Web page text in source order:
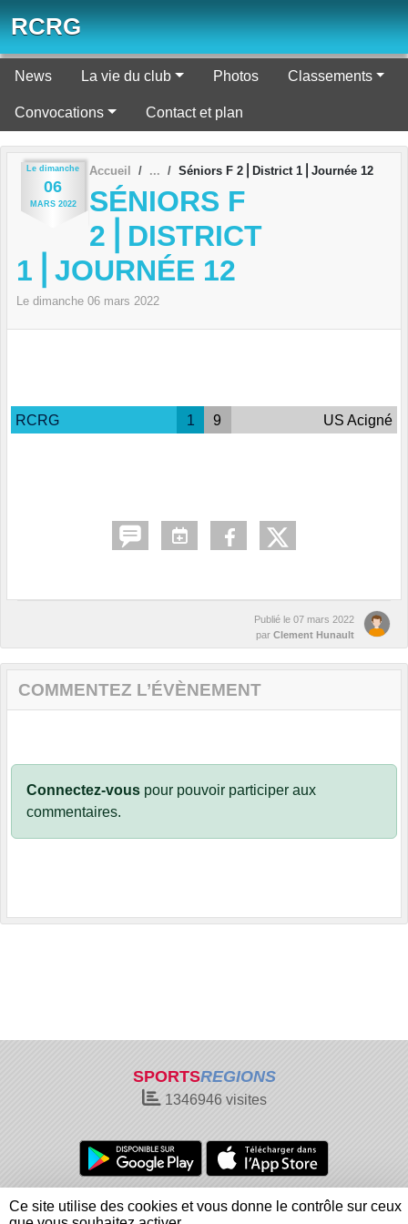
RCRG
News La vie du club Photos Classements
Convocations Contact et plan
Le dimanche
06
MARS 2022
Accueil Séniors F 2⎪District 1⎪Journée 12
SÉNIORS F
2⎪DISTRICT
1⎪JOURNÉE 12
Le dimanche 06 mars 2022
RCRG 1 9 US Acigné
Publié le 07 mars 2022
par Clement Hunault
COMMENTEZ L’ÉVÈNEMENT
Connectez-vous pour pouvoir participer aux
commentaires.
SPORTSREGIONS
1346946 visites
Charte cookies
Gestion des cookies
Informations légales
Signaler un contenu inapproprié
Ce site utilise des cookies et vous donne le contrôle sur ceux